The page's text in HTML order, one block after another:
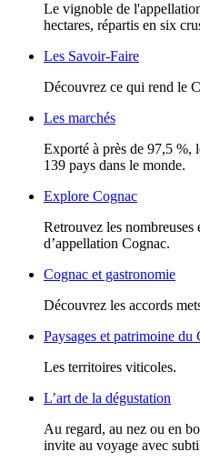
Le vignoble de
hectares, répartis en six
Les Savoir-Faire
Découvrez ce qui rend le
Les marchés
Exporté à près de 97,5 %,
139 pays dans le monde.
Explore Cognac
Retrouvez les nombreuses
d’appellation Cognac.
Cognac et gastronomie
Découvrez les accords
Paysages et patrimoine du
Les territoires viticoles.
L’art de la dégustation
Au regard, au nez ou en
invite au voyage avec